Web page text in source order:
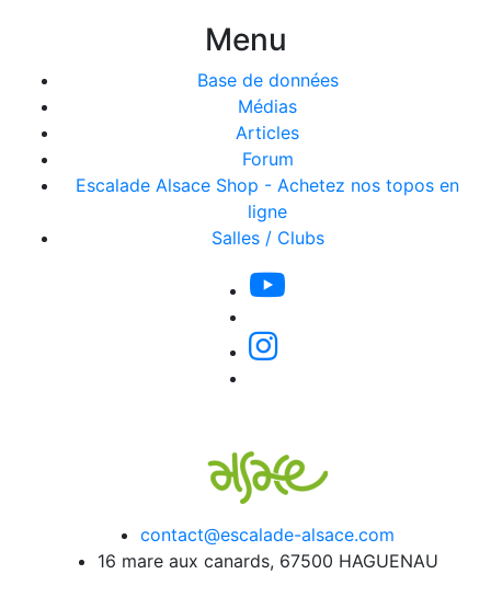
Menu
Base de données
Médias
Articles
Forum
Escalade Alsace Shop - Achetez nos topos en
ligne
Salles / Clubs
contact@escalade-alsace.com
16 mare aux canards, 67500 HAGUENAU